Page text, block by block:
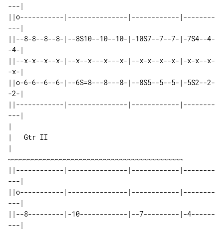
---|
||o-----------|---------------|------------|--------
---|
||--8-8--8--8-|--8S10--10--10-|-10S7--7--7-|-7S4--4-
-4-|
||--x-x--x--x-|--x--x---x---x-|--x-x--x--x-|-x-x--x-
-x-|
||o-6-6--6--6-|--6S=8---8---8-|--8S5--5--5-|-5S2--2-
-2-|
||------------|---------------|------------|--------
---|
|
|   Gtr II
|
~~~~~~~~~~~~~~~~~~~~~~~~~~~~~~~~~~~~~~~~~~~~
||------------|---------------|------------|--------
---|
||o-----------|---------------|------------|--------
---|
||--8---------|-10------------|--7---------|-4------
---|